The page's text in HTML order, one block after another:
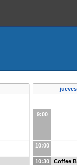
9:00
10:00
10:30 Coffee